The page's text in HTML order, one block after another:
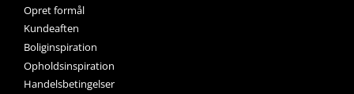
Opret formål
Kundeaften
Boliginspiration
Opholdsinspiration
Handelsbetingelser